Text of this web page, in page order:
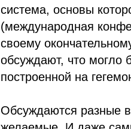
система, основы
(международная
своему
обсуждают, что могло
построенной на
Обсуждаются разные